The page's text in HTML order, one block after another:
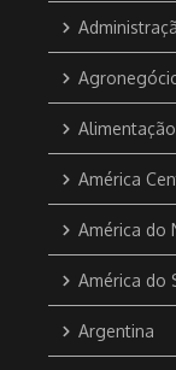
Alimentação
América
América do
América do
Argentina